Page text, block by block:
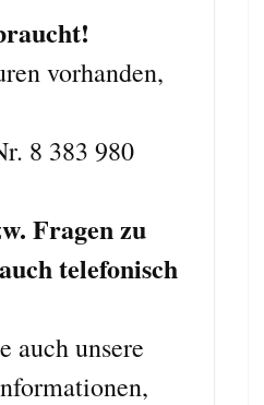
vorhanden,
8 383 980
Fragen zu
telefonisch
auch unsere